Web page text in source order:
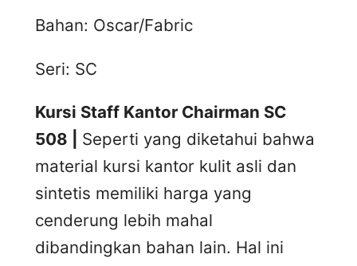
Bahan: Oscar/Fabric
Seri: SC
Kursi Staff Kantor Chairman SC
508 | Seperti yang diketahui bahwa
material kursi kantor kulit asli dan
sintetis memiliki harga yang
cenderung lebih mahal
dibandingkan bahan lain. Hal ini